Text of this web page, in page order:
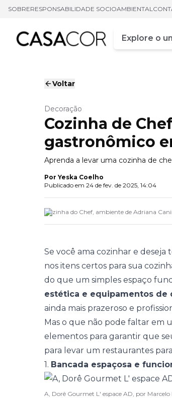
SOBRERESPONSABILIDADE SOCIOAMBIENTAL
Campo de
Digite pelo
Voltar
Decoração
Cozinha de
gastronômico
Aprenda a levar uma cozinha de
Por Yeska Coelho
Publicado em 24 de fev. de 2025, 14:04
Cozinha do Chef, ambiente de Adriana
Se você ama cozinhar e deseja
nos itens certos para sua
do que um simples espaço
estética e equipamentos de
ainda mais prazeroso e
Mas o que não pode faltar em
elementos para garantir que
para levar um restaurantes
1. Bancada espaçosa e
A, Dorê Gourmet L' espace AD, por